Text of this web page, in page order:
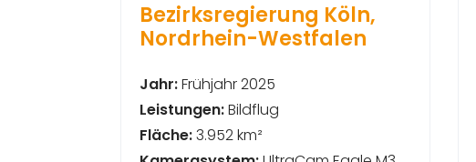
Bezirksregierung Köln,
Nordrhein-Westfalen
Jahr:Frühjahr 2025
Leistungen:Bildflug
Fläche:3.952 km²